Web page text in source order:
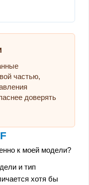
частью,
доверять
к моей модели?
и тип
хотя бы